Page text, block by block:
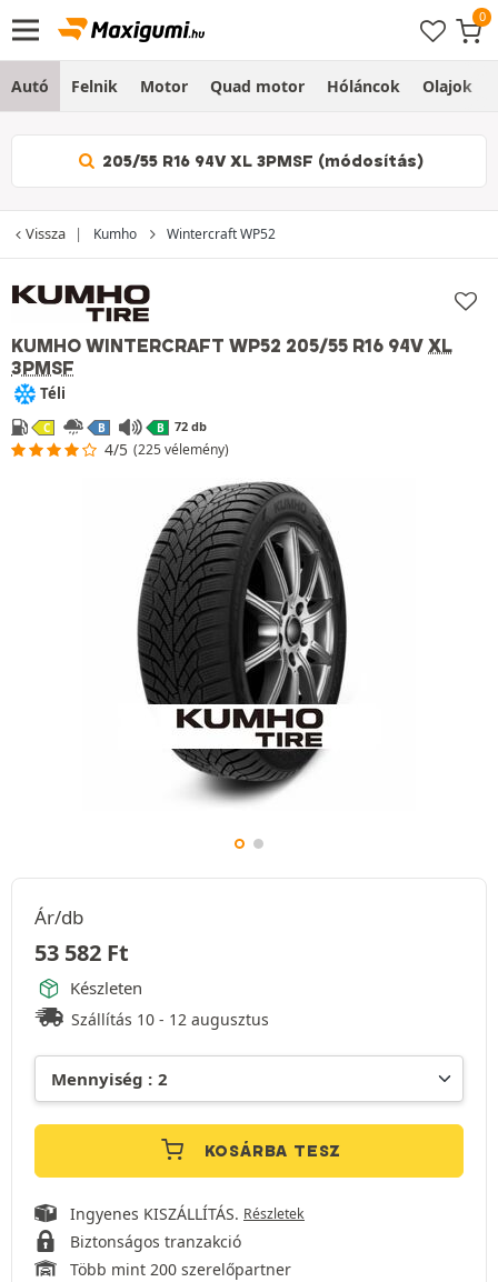
Autó Felnik Motor Quad motor Hóláncok Olajok
205/55 R16 94V XL 3PMSF (módosítás)
Vissza Kumho Wintercraft WP52
KUMHO WINTERCRAFT WP52 205/55 R16 94V XL
3PMSF
Téli
C B B 72 db
4/5 (225 vélemény)
Ár/db
53 582 Ft
Készleten
Szállítás 10 - 12 augusztus
KOSÁRBA TESZ
Ingyenes KISZÁLLÍTÁS. Részletek
Biztonságos tranzakció
Több mint 200 szerelőpartner